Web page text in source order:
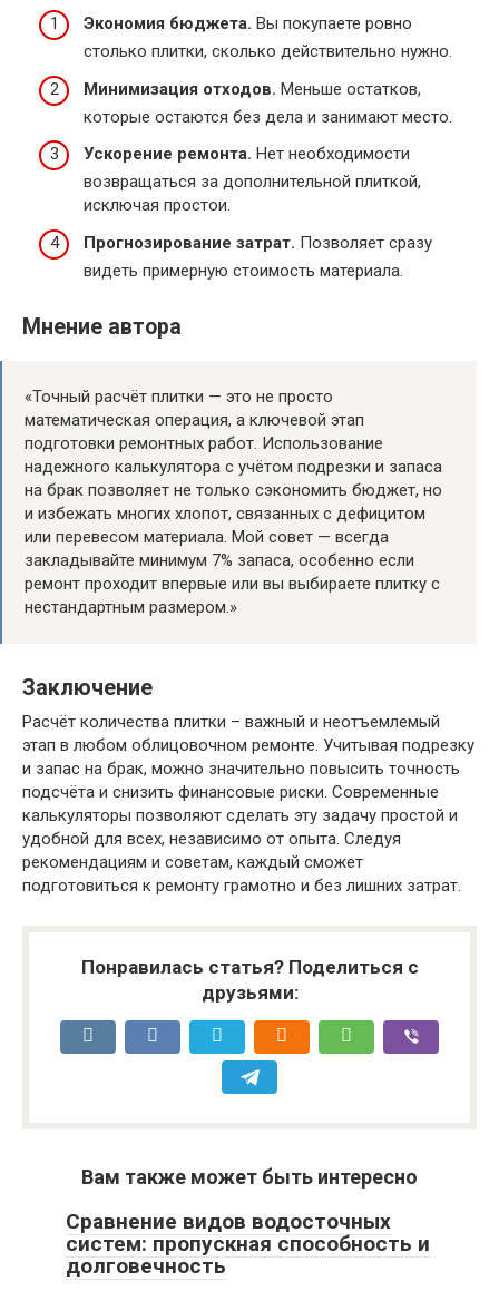
Экономия бюджета. Вы покупаете ровно
столько плитки, сколько действительно нужно.
Минимизация отходов. Меньше остатков,
которые остаются без дела и занимают место.
Ускорение ремонта. Нет необходимости
возвращаться за дополнительной плиткой,
исключая простои.
Прогнозирование затрат. Позволяет сразу
видеть примерную стоимость материала.
Мнение автора
«Точный расчёт плитки — это не просто
математическая операция, а ключевой этап
подготовки ремонтных работ. Использование
надежного калькулятора с учётом подрезки и запаса
на брак позволяет не только сэкономить бюджет, но
и избежать многих хлопот, связанных с дефицитом
или перевесом материала. Мой совет — всегда
закладывайте минимум 7% запаса, особенно если
ремонт проходит впервые или вы выбираете плитку с
нестандартным размером.»
Заключение
Расчёт количества плитки – важный и неотъемлемый
этап в любом облицовочном ремонте. Учитывая подрезку
и запас на брак, можно значительно повысить точность
подсчёта и снизить финансовые риски. Современные
калькуляторы позволяют сделать эту задачу простой и
удобной для всех, независимо от опыта. Следуя
рекомендациям и советам, каждый сможет
подготовиться к ремонту грамотно и без лишних затрат.
Понравилась статья? Поделиться с
друзьями:
Вам также может быть интересно
Сравнение видов водосточных
систем: пропускная способность и
долговечность